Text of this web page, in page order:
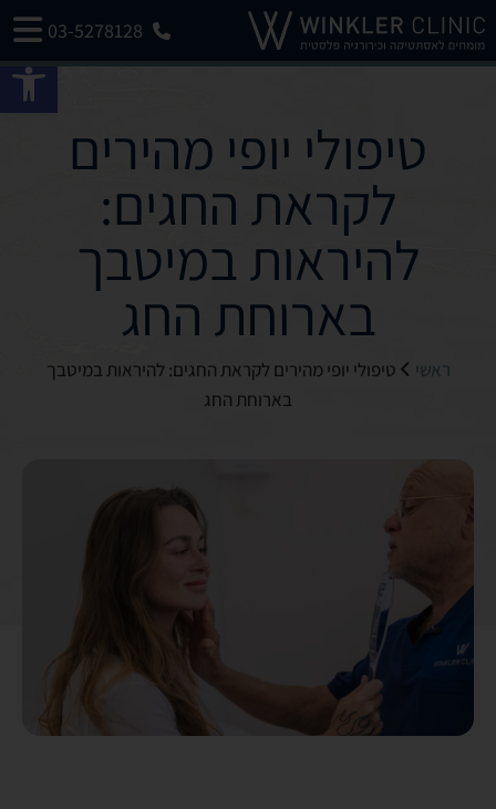
03-5278128
טיפולי יופי מהירים
לקראת החגים:
להיראות במיטבך
בארוחת החג
ראשי
טיפולי יופי מהירים לקראת החגים: להיראות במיטבך
בארוחת החג